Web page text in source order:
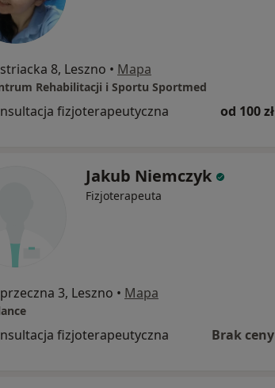
8, Leszno • Mapa
Rehabilitacji i Sportu Sportmed
fizjoterapeutyczna od 100 zł
Jakub Niemczyk
Fizjoterapeuta
3, Leszno • Mapa
fizjoterapeutyczna Brak ceny